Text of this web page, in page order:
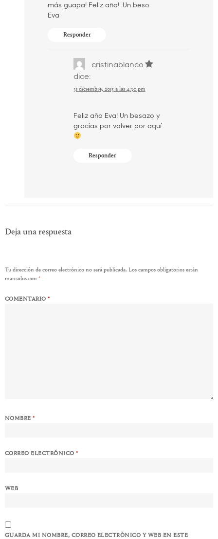
más guapa! Feliz año! .Un beso
Eva
Responder
cristinablanco
dice:
31 diciembre, 2015 a las 4:30 pm
Feliz año Eva! Un besazo y
gracias por volver por aquí
Responder
Deja una respuesta
Tu dirección de correo electrónico no será publicada. Los campos obligatorios están
marcados con *
COMENTARIO*
NOMBRE*
CORREO ELECTRÓNICO*
WEB
GUARDA MI NOMBRE, CORREO ELECTRÓNICO Y WEB EN ESTE